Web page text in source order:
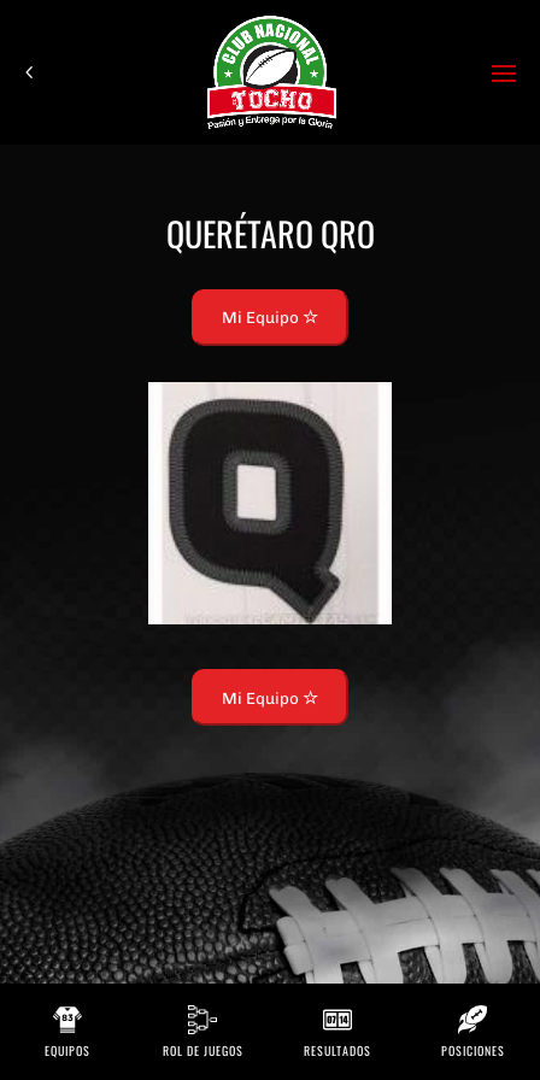
QUERÉTARO QRO
Mi Equipo
Mi Equipo
EQUIPOS ROL DE JUEGOS RESULTADOS POSICIONES